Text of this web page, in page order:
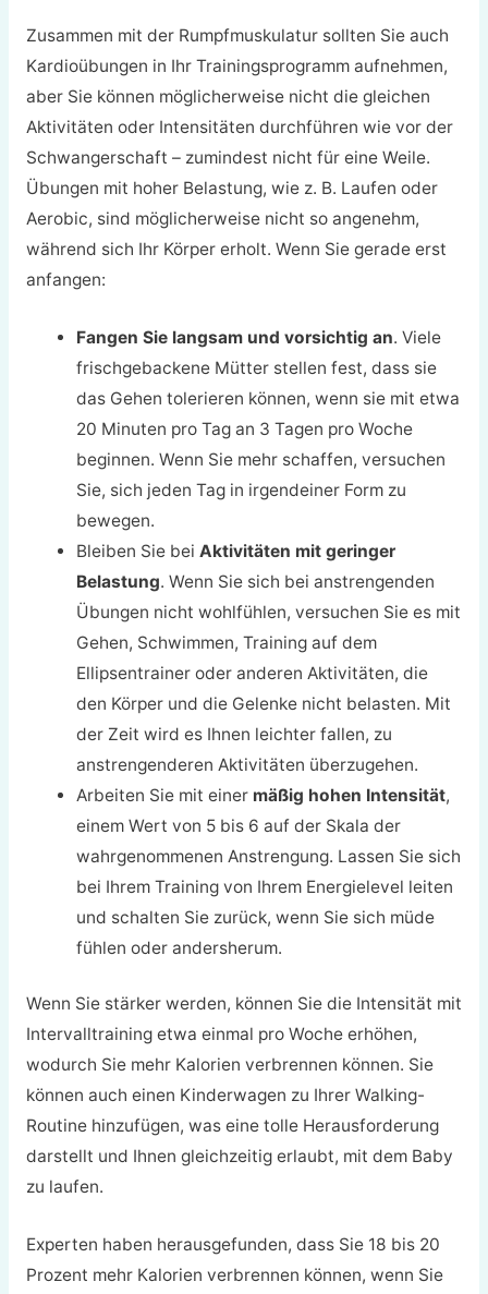
Zusammen mit der Rumpfmuskulatur sollten Sie auch
Kardioübungen in Ihr Trainingsprogramm aufnehmen,
aber Sie können möglicherweise nicht die gleichen
Aktivitäten oder Intensitäten durchführen wie vor der
Schwangerschaft – zumindest nicht für eine Weile.
Übungen mit hoher Belastung, wie z. B. Laufen oder
Aerobic, sind möglicherweise nicht so angenehm,
während sich Ihr Körper erholt. Wenn Sie gerade erst
anfangen:
Fangen Sie langsam und vorsichtig an. Viele
frischgebackene Mütter stellen fest, dass sie
das Gehen tolerieren können, wenn sie mit etwa
20 Minuten pro Tag an 3 Tagen pro Woche
beginnen. Wenn Sie mehr schaffen, versuchen
Sie, sich jeden Tag in irgendeiner Form zu
bewegen.
Bleiben Sie beiAktivitäten mit geringer
Belastung. Wenn Sie sich bei anstrengenden
Übungen nicht wohlfühlen, versuchen Sie es mit
Gehen, Schwimmen, Training auf dem
Ellipsentrainer oder anderen Aktivitäten, die
den Körper und die Gelenke nicht belasten. Mit
der Zeit wird es Ihnen leichter fallen, zu
anstrengenderen Aktivitäten überzugehen.
Arbeiten Sie mit einer mäßig hohen Intensität,
einem Wert von 5 bis 6 auf der Skala der
wahrgenommenen Anstrengung. Lassen Sie sich
bei Ihrem Training von Ihrem Energielevel leiten
und schalten Sie zurück, wenn Sie sich müde
fühlen oder andersherum.
Wenn Sie stärker werden, können Sie die Intensität mit
Intervalltraining etwa einmal pro Woche erhöhen,
wodurch Sie mehr Kalorien verbrennen können. Sie
können auch einen Kinderwagen zu Ihrer Walking-
Routine hinzufügen, was eine tolle Herausforderung
darstellt und Ihnen gleichzeitig erlaubt, mit dem Baby
zu laufen.
Experten haben herausgefunden, dass Sie 18 bis 20
Prozent mehr Kalorien verbrennen können, wenn Sie